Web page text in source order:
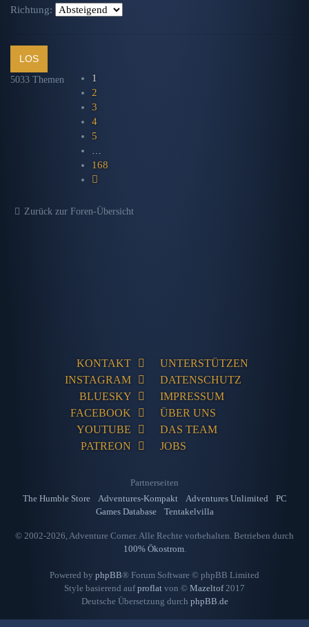
Richtung:
5033 Themen
1
2
3
4
5
…
168
Zurück zur Foren-Übersicht
KONTAKT
INSTAGRAM
BLUESKY
FACEBOOK
YOUTUBE
PATREON
UNTERSTÜTZEN
DATENSCHUTZ
IMPRESSUM
ÜBER UNS
DAS TEAM
JOBS
Partnerseiten
The Humble Store
Adventures-Kompakt Adventures Unlimited
PC
Games Database
Tentakelvilla
© 2002-2026, Adventure Corner. Alle Rechte vorbehalten. Betrieben durch
100% Ökostrom.
Powered by phpBB® Forum Software © phpBB Limited
Style basierend aufproflat von © Mazeltof2017
Deutsche Übersetzung durch phpBB.de